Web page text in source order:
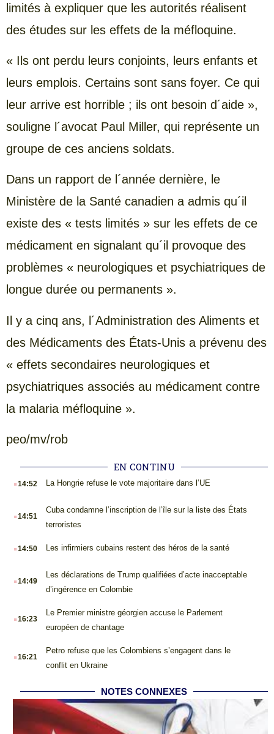
limités à expliquer que les autorités réalisent
des études sur les effets de la méfloquine.
« Ils ont perdu leurs conjoints, leurs enfants et
leurs emplois. Certains sont sans foyer. Ce qui
leur arrive est horrible ; ils ont besoin d´aide »,
souligne l´avocat Paul Miller, qui représente un
groupe de ces anciens soldats.
Dans un rapport de l´année dernière, le
Ministère de la Santé canadien a admis qu´il
existe des « tests limités » sur les effets de ce
médicament en signalant qu´il provoque des
problèmes « neurologiques et psychiatriques de
longue durée ou permanents ».
Il y a cinq ans, l´Administration des Aliments et
des Médicaments des États-Unis a prévenu des
« effets secondaires neurologiques et
psychiatriques associés au médicament contre
la malaria méfloquine ».
peo/mv/rob
EN CONTINU
.14:52 La Hongrie refuse le vote majoritaire dans l’UE
.14:51
Cuba condamne l’inscription de l’île sur la liste des États
terroristes
.14:50 Les infirmiers cubains restent des héros de la santé
.14:49
Les déclarations de Trump qualifiées d’acte inacceptable
d’ingérence en Colombie
.16:23
Le Premier ministre géorgien accuse le Parlement
européen de chantage
.16:21
Petro refuse que les Colombiens s’engagent dans le
conflit en Ukraine
NOTES CONNEXES